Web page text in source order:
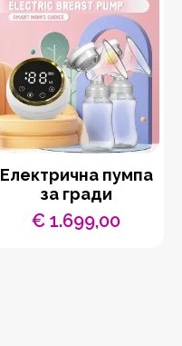
Електрична пумпа
за гради
€ 1.699,00